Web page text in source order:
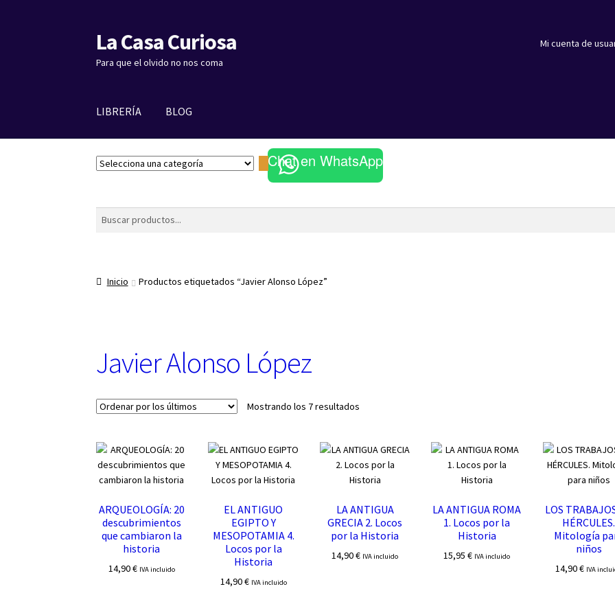
Ir
a
la
Ir
al
contenido
La Casa Curiosa
Para que el olvido no nos coma
Mi cuenta de
LIBRERÍA BLOG
S
e
n
a
e
r
í
a
Chat en WhatsApp
Buscar
Inicio Productos etiquetados “Javier Alonso López”
Javier Alonso López
Mostrando los 7 resultados
últimos
ARQUEOLOGÍA: 20
descubrimientos
que cambiaron la
historia
14,90€ IVA incluido
EL ANTIGUO
EGIPTO Y
MESOPOTAMIA 4.
Locos por la
Historia
14,90€ IVA incluido
LA ANTIGUA
GRECIA 2. Locos
por la Historia
14,90€ IVA incluido
LA ANTIGUA ROMA
1. Locos por la
Historia
15,95€ IVA incluido
LOS
HÉRCULES.
Mitología
niños
14,90€ IVA